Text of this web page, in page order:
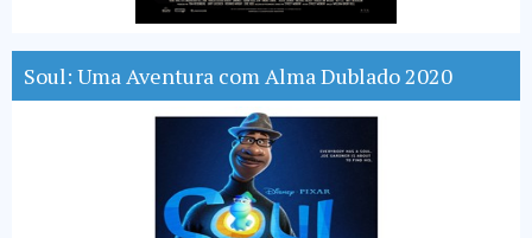
Soul: Uma Aventura com Alma Dublado 2020